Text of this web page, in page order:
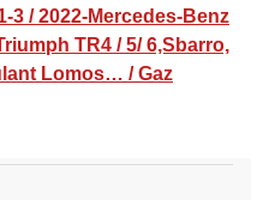
3 / 2022-Mercedes-Benz
TR4 / 5/ 6,Sbarro,
Lomos… / Gaz